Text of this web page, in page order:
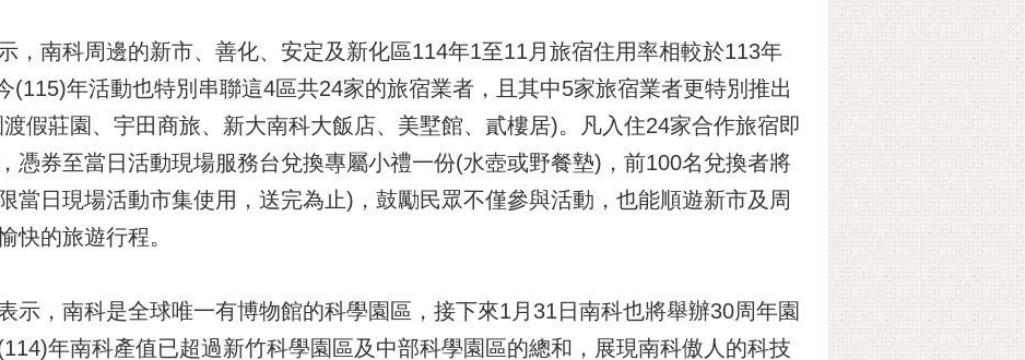
，南科周邊的新市、善化、安定及新化區114年1至11月旅宿住用率相較於113年
(115)年活動也特別串聯這4區共24家的旅宿業者，且其中5家旅宿業者更特別推出
假莊園、宇田商旅、新大南科大飯店、美墅館、貳樓居)。凡入住24家合作旅宿即
憑券至當日活動現場服務台兌換專屬小禮一份(水壺或野餐墊)，前100名兌換者將
當日現場活動市集使用，送完為止)，鼓勵民眾不僅參與活動，也能順遊新市及周
快的旅遊行程。
示，南科是全球唯一有博物館的科學園區，接下來1月31日南科也將舉辦30周年園
年南科產值已超過新竹科學園區及中部科學園區的總和，展現南科傲人的科技